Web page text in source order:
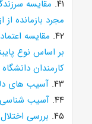
۴۱. مقایسه
مجرد بازمانده از
۴۲. مقایسه
بر اساس نوع
کارمندان
۴۳. آسیب های
۴۴. آسیب شناسی
۴۵. بررسی